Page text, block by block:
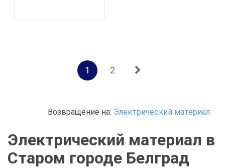
1 2
Возвращение на: Электрический материал
Электрический материал в
Старом городе Белград